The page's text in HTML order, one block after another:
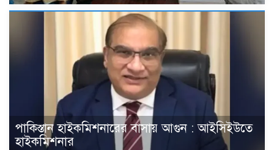
পাকিস্তান হাইকমিশনারের বাসায় আগুন : আইসিইউতে
হাইকমিশনার